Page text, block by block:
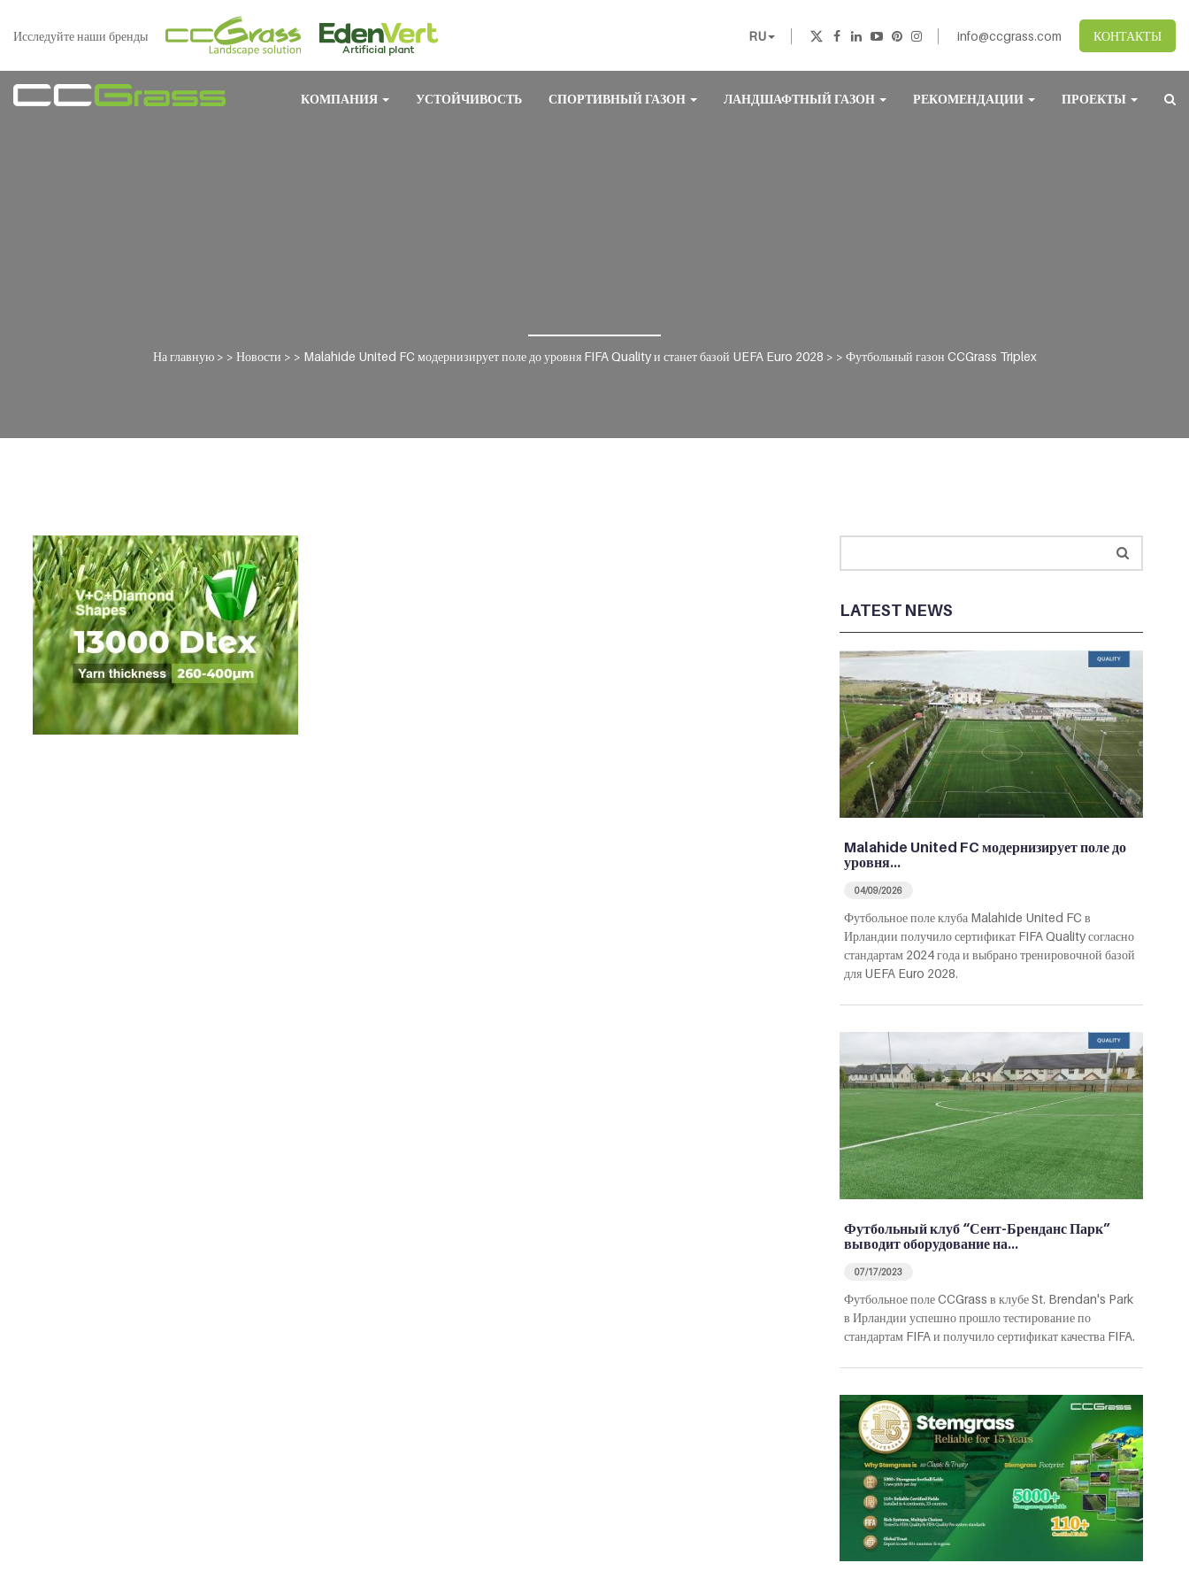
Исследуйте наши бренды RU info@ccgrass.com КОНТАКТЫ
КОМПАНИЯ УСТОЙЧИВОСТЬ СПОРТИВНЫЙ ГАЗОН ЛАНДШАФТНЫЙ ГАЗОН РЕКОМЕНДАЦИИ ПРОЕКТЫ
На главную> > Новости > > Malahide United FC модернизирует поле до уровня FIFA Quality и станет базой UEFA Euro 2028 > > Футбольный газон CCGrass Triplex
LATEST NEWS
Malahide United FC модернизирует поле до
уровня…
04/09/2026
Футбольное поле клуба Malahide United FC в
Ирландии получило сертификат FIFA Quality согласно
стандартам 2024 года и выбрано тренировочной базой
для UEFA Euro 2028.
Футбольный клуб “Сент-Бренданс Парк”
выводит оборудование на…
07/17/2023
Футбольное поле CCGrass в клубе St. Brendan's Park
в Ирландии успешно прошло тестирование по
стандартам FIFA и получило сертификат качества FIFA.